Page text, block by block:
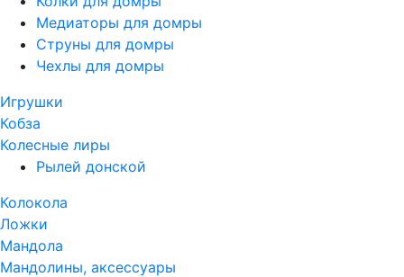
Медиаторы для домры
Струны для домры
Чехлы для домры
Игрушки
Кобза
Колесные лиры
Рылей донской
Колокола
Ложки
Мандола
Мандолины, аксессуары